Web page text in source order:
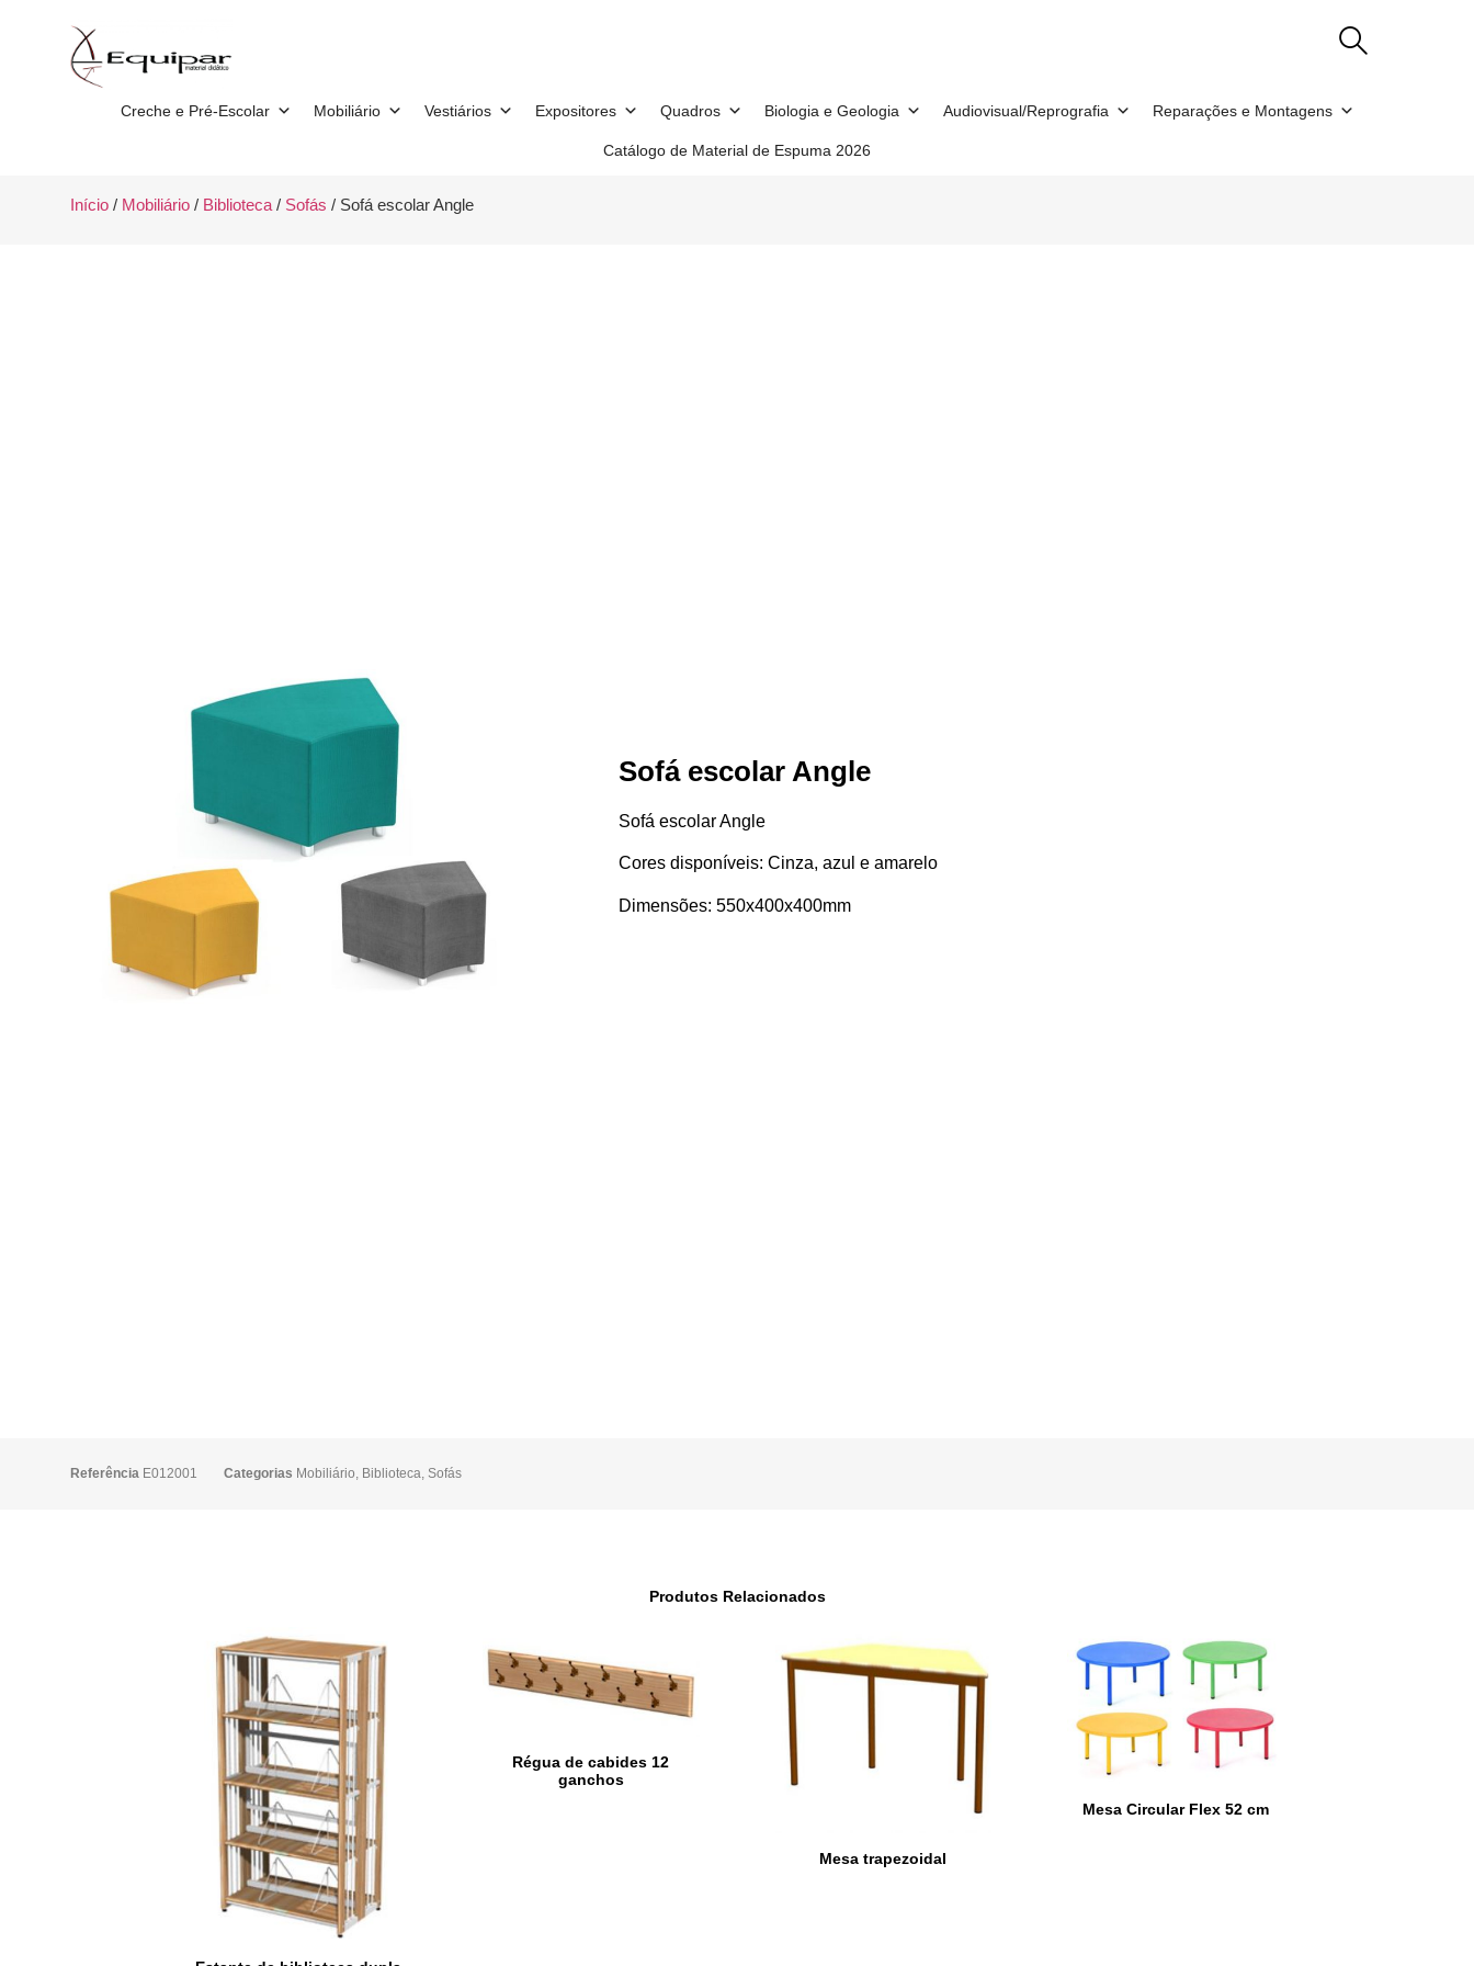
Creche e Pré-Escolar Mobiliário Vestiários Expositores Quadros Biologia e Geologia Audiovisual/Reprografia Reparações e Montagens
Catálogo de Material de Espuma 2026
Início/ Mobiliário/ Biblioteca/ Sofás / Sofá escolar Angle
Sofá escolar Angle
Sofá escolar Angle
Cores disponíveis: Cinza, azul e amarelo
Dimensões: 550x400x400mm
Referência E012001 Categorias Mobiliário, Biblioteca, Sofás
Produtos Relacionados
Régua de cabides 12
ganchos
Mesa trapezoidal
Mesa Circular Flex 52 cm